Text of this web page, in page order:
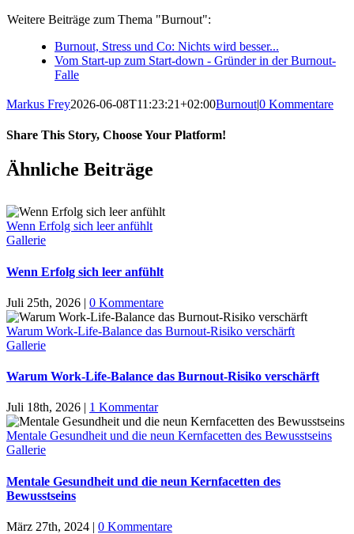
Weitere Beiträge zum Thema "Burnout":
Burnout, Stress und Co: Nichts wird besser...
Vom Start-up zum Start-down - Gründer in der Burnout-
Falle
Markus Frey2026-06-08T11:23:21+02:00Burnout|0 Kommentare
Share This Story, Choose Your Platform!
Ähnliche Beiträge
Wenn Erfolg sich leer anfühlt
Gallerie
Wenn Erfolg sich leer anfühlt
Juli 25th, 2026 | 0 Kommentare
Warum Work-Life-Balance das Burnout-Risiko verschärft
Gallerie
Warum Work-Life-Balance das Burnout-Risiko verschärft
Juli 18th, 2026 | 1 Kommentar
Mentale Gesundheit und die neun Kernfacetten des Bewusstseins
Gallerie
Mentale Gesundheit und die neun Kernfacetten des
Bewusstseins
März 27th, 2024 | 0 Kommentare